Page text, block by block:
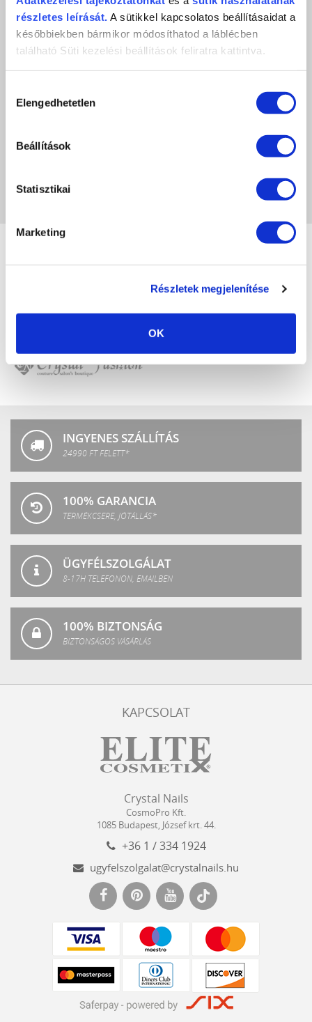
részletes leírását. A sütikkel kapcsolatos beállításaidat a
későbbiekben bármikor módosíthatod a láblécben
található Süti kezelési beállítások feliratra kattintva.
kiválasztása
Elengedhetetlen
Beállítások
Statisztikai
Marketing
Részletek megjelenítése
OK
Értékeles (0 szavazat alapján)
0 / 5
A képeken megjelenő színek eltérhetnek a valóságtól, a monitor beállításaitól
függően.
LuXLash
SPA
INGYENES SZÁLLÍTÁS
24990 FT FELETT*
100% GARANCIA
TERMÉKCSERE, JÓTÁLLÁS*
ÜGYFÉLSZOLGÁLAT
8-17H TELEFONON, EMAILBEN
100% BIZTONSÁG
BIZTONSÁGOS VÁSÁRLÁS
KAPCSOLAT
Nails
Kft.
Crystal Nails
CosmoPro Kft.
1085 Budapest, József krt. 44.
+36 1 / 334 1924
ugyfelszolgalat@crystalnails.hu